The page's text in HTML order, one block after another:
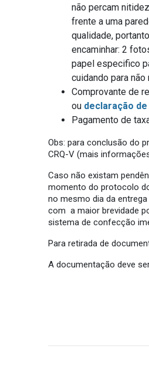
não percam
frente a uma
qualidade,
encaminhar: 2
papel especifico
cuidando para não
Comprovante de
ou declaração
Pagamento de
Obs: para conclusão do
CRQ-V (mais
Caso não existam
momento do protocolo
no mesmo dia da
com a maior brevidade
sistema de confecção
Para retirada de
A documentação deve